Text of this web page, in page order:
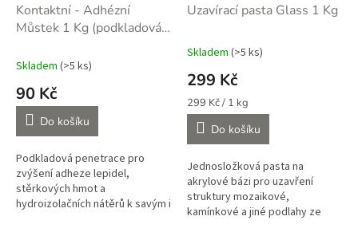
Kontaktní - Adhézní
Můstek 1 Kg (podkladová
Skladem (>5 ks)
90 Kč
Do košíku
Podkladová penetrace pro
zvýšení adheze lepidel,
stěrkových hmot a
hydroizolačních nátěrů k savým i
Uzavírací pasta Glass 1 Kg
Průměrné
hodnocení
produktu
je
5,0
5
hvězdiček.
Skladem (>5 ks)
299 Kč
Měrná
cena:
299 Kč / 1 kg
Do košíku
Jednosložková pasta na
akrylové bázi pro uzavření
struktury mozaikové,
kamínkové a jiné podlahy ze